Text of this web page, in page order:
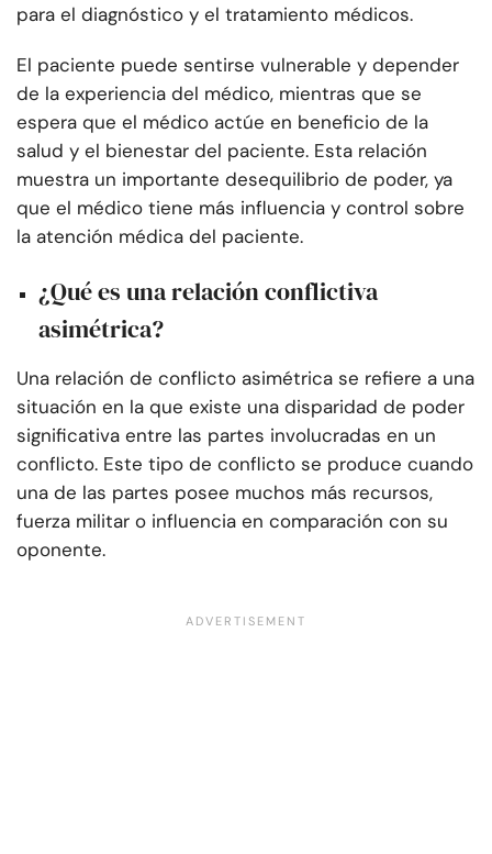
para el diagnóstico y el tratamiento médicos.
El paciente puede sentirse vulnerable y depender
de la experiencia del médico, mientras que se
espera que el médico actúe en beneficio de la
salud y el bienestar del paciente. Esta relación
muestra un importante desequilibrio de poder, ya
que el médico tiene más influencia y control sobre
la atención médica del paciente.
¿Qué es una relación conflictiva
asimétrica?
Una relación de conflicto asimétrica se refiere a una
situación en la que existe una disparidad de poder
significativa entre las partes involucradas en un
conflicto. Este tipo de conflicto se produce cuando
una de las partes posee muchos más recursos,
fuerza militar o influencia en comparación con su
oponente.